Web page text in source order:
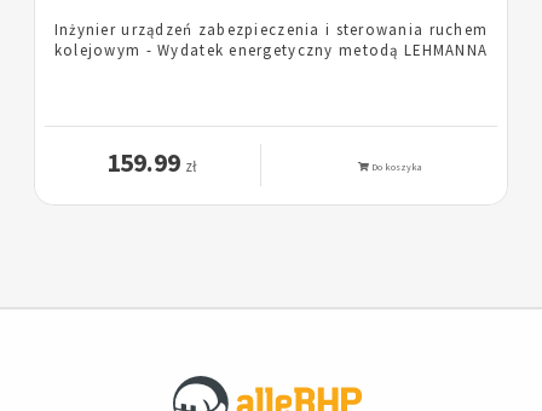
Pielęgniarka - Wydatek energetyczny metodą
LEHMANNA
159.99 zł Do koszyka